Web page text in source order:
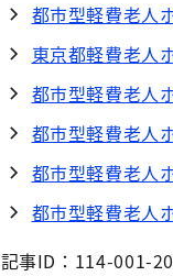
都市型軽費老人
東京都軽費老人
都市型軽費老人
都市型軽費老人
都市型軽費老人
都市型軽費老人
記事ID：114-001-